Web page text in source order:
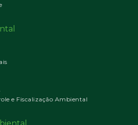
e Fiscalização Ambiental